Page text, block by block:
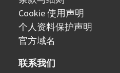
Cookie 使用声明
个人资料保护声明
官方域名
联系我们